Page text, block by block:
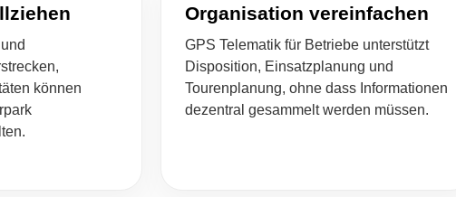
können
Organisation vereinfachen
GPS Telematik für Betriebe unterstützt
Disposition, Einsatzplanung und
Tourenplanung, ohne dass Informationen
dezentral gesammelt werden müssen.